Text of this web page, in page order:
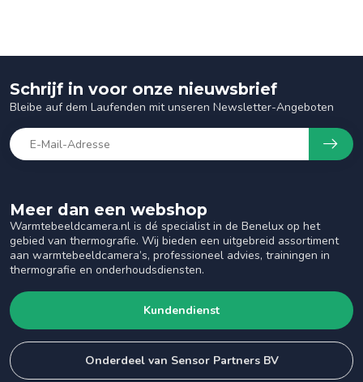
Meer dan een webshop
Warmtebeeldcamera.nl is dé specialist in de Benelux op het
gebied van thermografie. Wij bieden een uitgebreid assortiment
aan warmtebeeldcamera’s, professioneel advies, trainingen in
thermografie en onderhoudsdiensten.
Kundendienst
Onderdeel van Sensor Partners BV
Schrijf in voor onze nieuwsbrief
Bleibe auf dem Laufenden mit unseren Newsletter-Angeboten